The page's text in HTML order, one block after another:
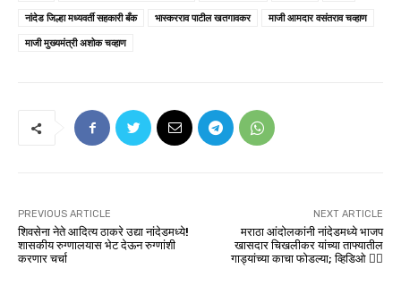
नांदेड जिल्हा मध्यवर्ती सहकारी बँक
भास्करराव पाटील खतगावकर
माजी आमदार वसंतराव चव्हाण
माजी मुख्यमंत्री अशोक चव्हाण
PREVIOUS ARTICLE
शिवसेना नेते आदित्य ठाकरे उद्या नांदेडमध्ये!
शासकीय रुग्णालयास भेट देऊन रुग्णांशी
करणार चर्चा
NEXT ARTICLE
मराठा आंदोलकांनी नांदेडमध्ये भाजप
खासदार चिखलीकर यांच्या ताफ्यातील
गाड्यांच्या काचा फोडल्या; व्हिडिओ 👇🏻